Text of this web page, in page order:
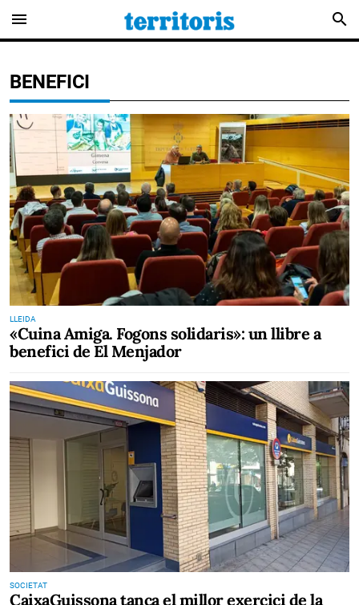
menu search
BENEFICI
LLEIDA
«Cuina Amiga. Fogons solidaris»: un llibre a
benefici de El Menjador
SOCIETAT
CaixaGuissona tanca el millor exercici de la